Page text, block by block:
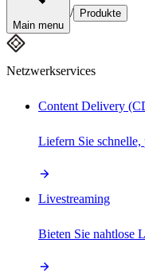
Main menu
/ Produkte
Netzwerkservices
Content Delivery
Liefern Sie schnelle,
Livestreaming
Bieten Sie nahtlose